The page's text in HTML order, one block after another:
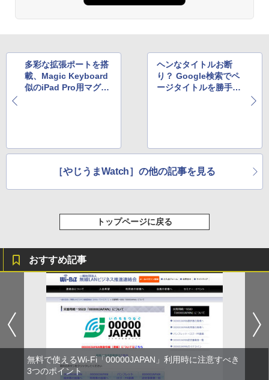
多彩な拡張ポートを搭
載、Magic Keyboard
似のiPad Pro用マグネ
ヘンなタイトルお断
り？ Google検索でペ
ージタイトルを勝手に
［やじうまWatch］の他の記事を見る
トップページに戻る
おすすめ記事
無料で使えるWi-Fi「00000JAPAN」利用時に注意すべき
3つのポイント